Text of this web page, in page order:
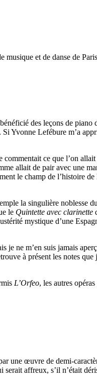
et de danse de
des leçons de piano
Yvonne Lefébure m’a
ce que l’on
allait de pair avec une
le champ de l’histoire
la singulière noblesse
le Quintette avec clarinette
mystique d’une
ne m’en suis jamais
à présent les notes
L’Orfeo, les autres
une œuvre de demi-
serait affreux, s’il n’était